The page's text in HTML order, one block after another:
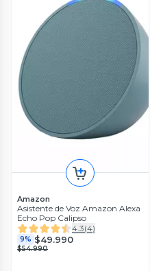
Amazon
Asistente de Voz Amazon Alexa
Echo Pop Calipso
4.3(4)
9% $49.990
$54.990